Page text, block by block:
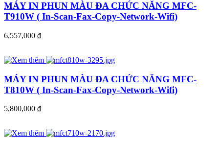
MÁY IN PHUN MÀU ĐA CHỨC NĂNG MFC-
T910W ( In-Scan-Fax-Copy-Network-Wifi)
6,557,000 đ
MÁY IN PHUN MÀU ĐA CHỨC NĂNG MFC-
T810W ( In-Scan-Fax-Copy-Network-Wifi)
5,800,000 đ